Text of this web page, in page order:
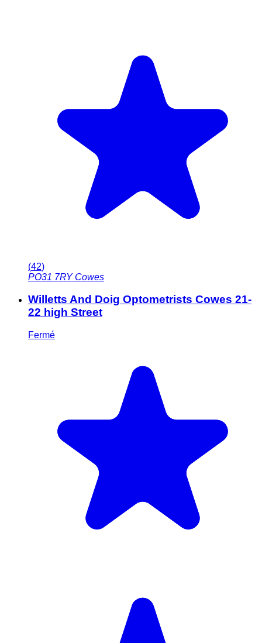
(42)
PO31 7RY Cowes
Willetts And Doig Optometrists Cowes 21-
22 high Street
Fermé